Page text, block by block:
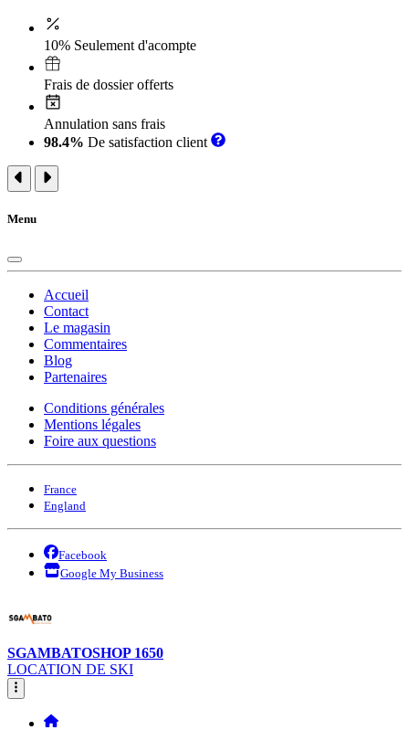
10% Seulement d'acompte
Frais de dossier offerts
Annulation sans frais
98.4% De satisfaction client
Menu
Accueil
Contact
Le magasin
Commentaires
Blog
Partenaires
Conditions générales
Mentions légales
Foire aux questions
France
England
Facebook
Google My Business
SGAMBATOSHOP 1650
LOCATION DE SKI